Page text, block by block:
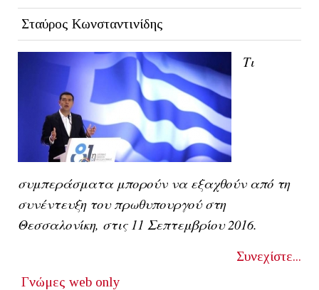
Σταύρος Κωνσταντινίδης
Τι
συμπεράσματα μπορούν να εξαχθούν από τη
συνέντευξη του πρωθυπουργού στη
Θεσσαλονίκη, στις 11 Σεπτεμβρίου 2016.
Συνεχίστε...
Γνώμες web only